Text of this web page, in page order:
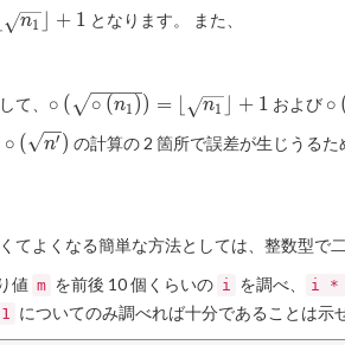
n1 + 1 となります。 また、
て、
= \floor{\sqrt{n_1}}+1
∘ ( ∘ (n1 ) ) = n1 + 1 および ∘ (
\roundcirc{\sqrt{n'}}
∘ ( n′ ) の計算の 2 箇所で誤差が生じうる
てよくなる簡単な方法としては、整数型で
値 m を前後 10 個くらいの i を調べ、 i *
についてのみ調べれば十分であることは示